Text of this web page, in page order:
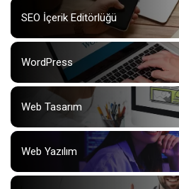
SEO İçerik Editörlüğü
WordPress
Web Tasarım
Web Yazılım